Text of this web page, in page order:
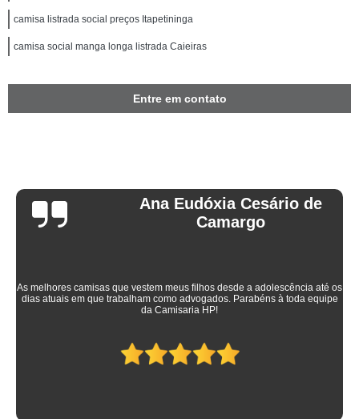
camisa listrada social preços Itapetininga
camisa social manga longa listrada Caieiras
Entre em contato
Ana Eudóxia Cesário de
Camargo
As melhores camisas que vestem meus filhos desde a adolescência até os
dias atuais em que trabalham como advogados. Parabéns à toda equipe
da Camisaria HP!